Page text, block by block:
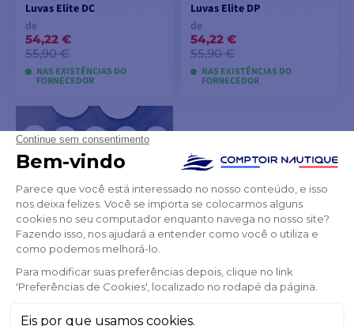
Luvas Elite DC
de
54,22 €
55,90 €
NAS EXISTÊNCIAS DO
FORNECEDOR
VER MODELOS
Luvas Elite DP
de
54,22 €
55,90 €
NAS EXISTÊNCIAS DO
FORNECEDOR